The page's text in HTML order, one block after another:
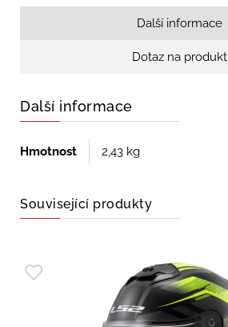
Další informace
Dotaz na produkt
Další informace
Hmotnost 2,43 kg
Související produkty